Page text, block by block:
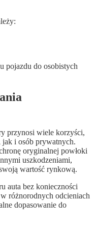
pojazdu do osobistych
przynosi wiele korzyści,
jak i osób prywatnych.
oryginalnej powłoki
uszkodzeniami,
wartość rynkową.
auta bez konieczności
różnorodnych odcieniach
dopasowanie do